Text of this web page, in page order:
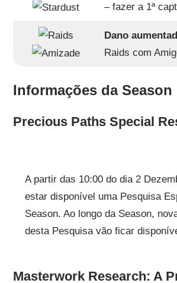
– fazer a 1ª
Dano
Raids com
Informações da Season
Precious Paths Special
A partir das 10:00 do dia 2
estar disponível uma Pesquisa
Season. Ao longo da Season,
desta Pesquisa vão ficar
Masterwork Research: A